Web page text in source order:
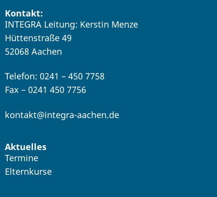
Kontakt:
INTEGRA Leitung: Kerstin Menze
Hüttenstraße 49
52068 Aachen
Telefon: 0241 – 450 7758
Fax – 0241 450 7756
kontakt@integra-aachen.de
Aktuelles
Termine
Elternkurse